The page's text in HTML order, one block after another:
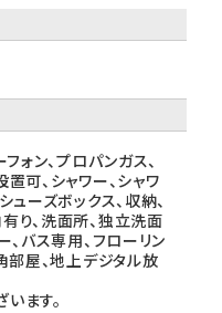
ォン、プロパンガス、
可、シャワー、シャワ
ューズボックス、収納、
り、洗面所、独立洗面
、バス専用、フローリン
部屋、地上デジタル放
ます。